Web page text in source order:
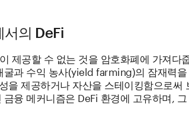
서의 DeFi
제공할 수 없는 것을 암호화폐에 가져다
굴과 수익 농사(yield farming)의 잠재력
을 제공하거나 자산을 스테이킹함으로써
융 메커니즘은 DeFi 환경에 고유하며,